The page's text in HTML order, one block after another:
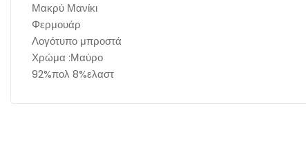
Μακρύ Μανίκι
Φερμουάρ
Λογότυπο μπροστά
Χρώμα :Μαύρο
92%πολ 8%ελαστ